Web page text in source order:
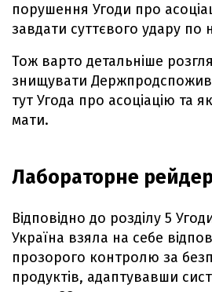
порушення Угоди про
завдати суттєвого удару по
Тож варто детальніше
знищувати
тут Угода про асоціацію та
мати.
Лабораторне
Відповідно до розділу 5
Україна взяла на себе
прозорого контролю за
продуктів, адаптувавши